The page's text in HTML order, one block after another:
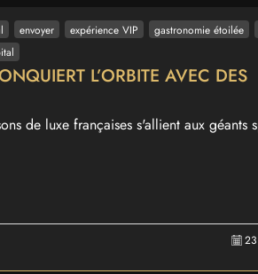
envoyer expérience VIP gastronomie étoilée
L’ORBITE AVEC DES
de luxe françaises s'allient aux géants